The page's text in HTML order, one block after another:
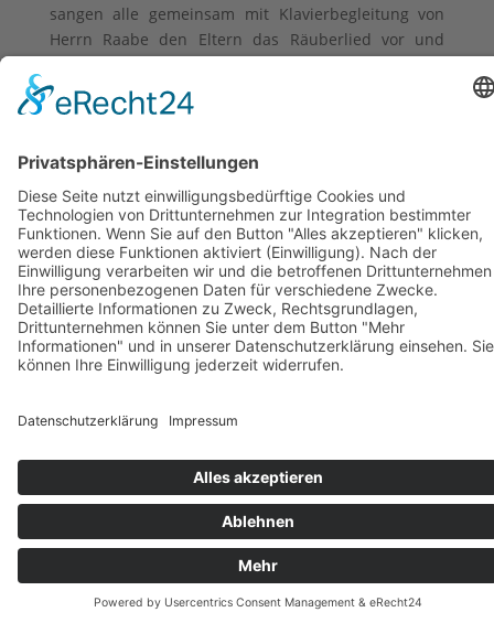
sangen alle gemeinsam mit Klavierbegleitung von
Herrn Raabe den Eltern das Räuberlied vor und
Abend müde nach Hause.